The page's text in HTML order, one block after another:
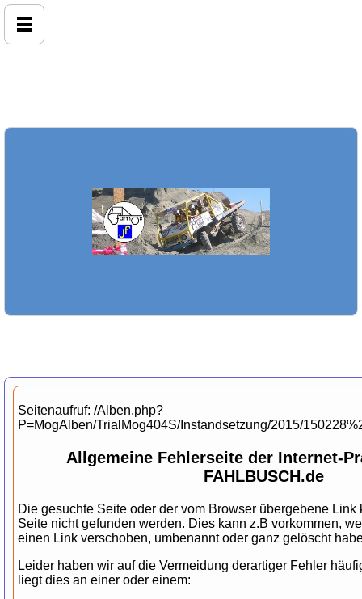
Seitenaufruf: /Alben.php?
P=MogAlben/TrialMog404S/Instandsetzung/2015/
Allgemeine Fehlerseite der Internet-
FAHLBUSCH.de
Die gesuchte Seite oder der vom Browser übergebene Link
Seite nicht gefunden werden. Dies kann z.B vorkommen,
einen Link verschoben, umbenannt oder ganz gelöscht
Leider haben wir auf die Vermeidung derartiger Fehler
liegt dies an einer oder einem: